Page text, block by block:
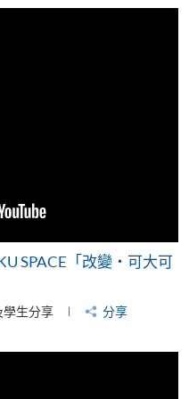
SPACE「改變‧可大可
學生分享 分享